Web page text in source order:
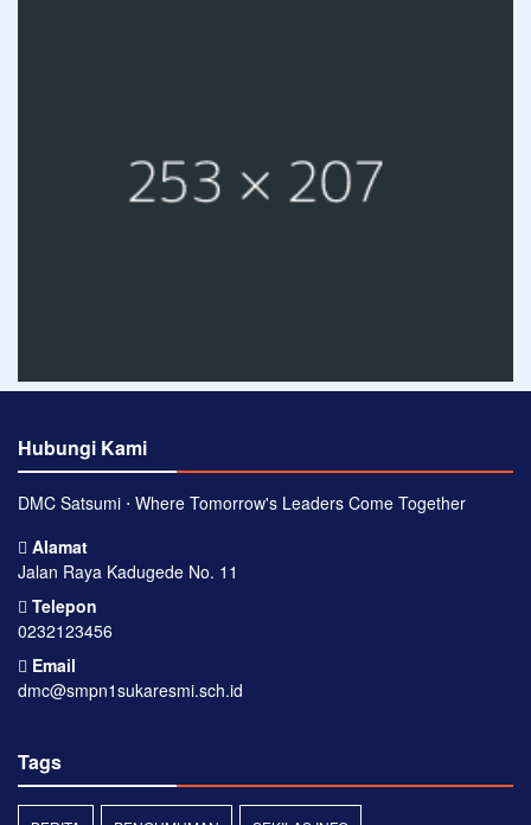
Hubungi Kami
DMC Satsumi ⋅ Where Tomorrow's Leaders Come Together
Alamat
Jalan Raya Kadugede No. 11
Telepon
0232123456
Email
dmc@smpn1sukaresmi.sch.id
Tags